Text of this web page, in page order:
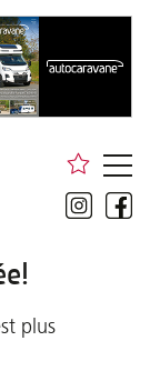
plus